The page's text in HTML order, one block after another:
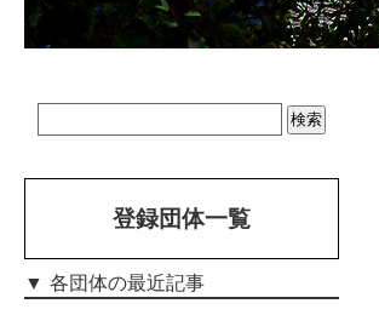
登録団体一覧
各団体の最近記事